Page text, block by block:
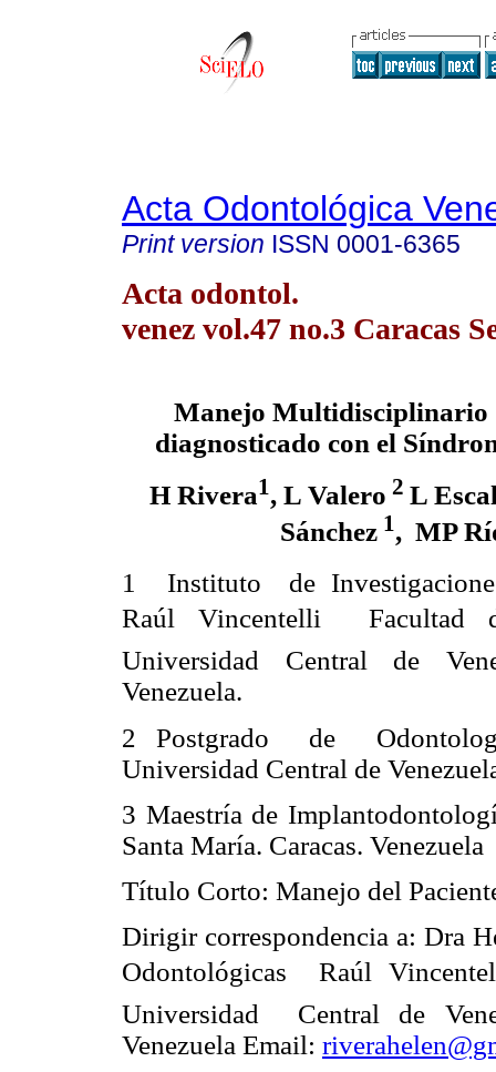
Acta Odontológica
Print version ISSN 0001-6365
Acta odontol.
venez vol.47 no.3 Caracas
Manejo Multidisciplinario
diagnosticado con el
H Rivera1, L Valero 2 L
Sánchez 1, MP
1 Instituto
de
Raúl Vincentelli  Facultad
Universidad Central de
Venezuela.
2 Postgrado de
Universidad Central de
3 Maestría de
Santa María. Caracas. Venezuela
Título Corto: Manejo del
Dirigir correspondencia a: Dra
Odontológicas  Raúl
Universidad Central de
Venezuela Email: